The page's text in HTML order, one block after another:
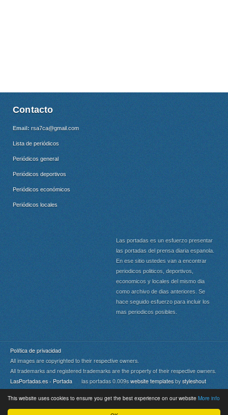
This website uses cookies to ensure you get the best experience on our website More info
Contacto
Email: rsa7ca@gmail.com
Lista de periódicos
Periódicos general
Periódicos deportivos
Periódicos económicos
Periódicos locales
Las portadas es un esfuerzo presentar
las portadas del prensa diaria espanola.
En ese sitio ustedes van a encontrar
periodicos politicos, deportivos,
economicos y locales del mismo dia
como archivo de dias anteriores. Se
hace seguido esfuerzo para incluir los
mas periodicos posibles.
Política de privacidad
All images are copyrighted to their respective owners.
All trademarks and registered trademarks are the property of their respective owners.
LasPortadas.es - Portada las portadas 0.009s website templates by styleshout